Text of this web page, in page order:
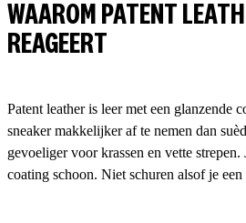
WAAROM PATENT
REAGEERT
Patent leather is leer met een glanzende
sneaker makkelijker af te nemen dan
gevoeliger voor krassen en vette
coating schoon. Niet schuren alsof je een